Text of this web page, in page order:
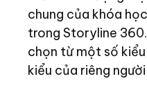
chung của khóa
trong Storyline
chọn từ một số
kiểu của riêng